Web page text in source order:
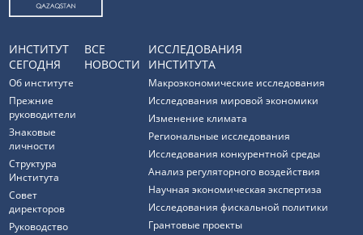
ИНСТИТУТ
СЕГОДНЯ
Об институте
Прежние
руководители
Знаковые
личности
Структура
Института
Совет
директоров
Руководство
ВСЕ
НОВОСТИ
ИССЛЕДОВАНИЯ
ИНСТИТУТА
Макроэкономические исследования
Исследования мировой экономики
Изменение климата
Региональные исследования
Исследования конкурентной среды
Анализ регуляторного воздействия
Научная экономическая экспертиза
Исследования фискальной политики
Грантовые проекты